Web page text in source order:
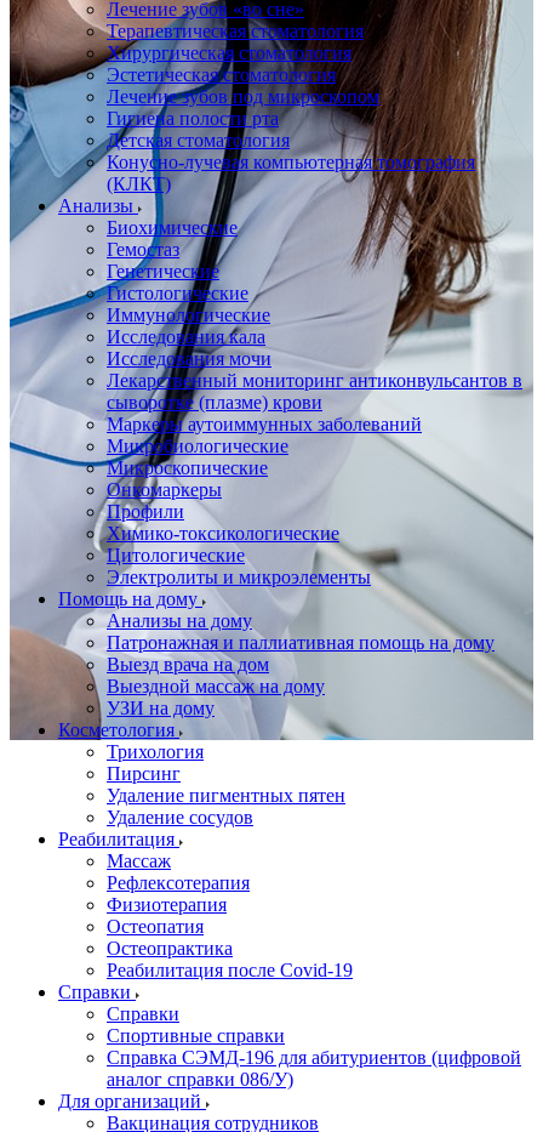
Лечение зубов «во сне»
Терапевтическая стоматология
Хирургическая стоматология
Эстетическая стоматология
Лечение зубов под микроскопом
Гигиена полости рта
Детская стоматология
Конусно-лучевая компьютерная томография
(КЛКТ)
Анализы
Биохимические
Гемостаз
Генетические
Гистологические
Иммунологические
Исследования кала
Исследования мочи
Лекарственный мониторинг антиконвульсантов в
сыворотке (плазме) крови
Маркеры аутоиммунных заболеваний
Микробиологические
Микроскопические
Онкомаркеры
Профили
Химико-токсикологические
Цитологические
Электролиты и микроэлементы
Помощь на дому
Анализы на дому
Патронажная и паллиативная помощь на дому
Выезд врача на дом
Выездной массаж на дому
УЗИ на дому
Косметология
Трихология
Пирсинг
Удаление пигментных пятен
Удаление сосудов
Реабилитация
Массаж
Рефлексотерапия
Физиотерапия
Остеопатия
Остеопрактика
Реабилитация после Covid-19
Справки
Справки
Спортивные справки
Справка СЭМД‑196 для абитуриентов (цифровой
аналог справки 086/У)
Для организаций
Вакцинация сотрудников